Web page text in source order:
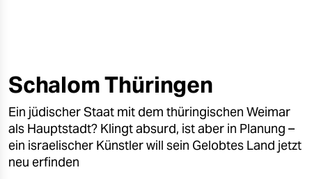
öko
gesellschaft
kultur
sport
Schalom Thüringen
Ein jüdischer Staat mit dem thüringischen Weimar
als Hauptstadt? Klingt absurd, ist aber in Planung –
ein israelischer Künstler will sein Gelobtes Land jetzt
neu erfinden